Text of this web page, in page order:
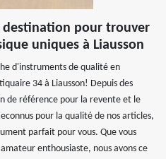
destination pour trouver
uniques à Liausson
d'instruments de qualité en
34 à Liausson! Depuis des
de référence pour la revente et le
pour la qualité de nos articles,
parfait pour vous. Que vous
enthousiaste, nous avons ce